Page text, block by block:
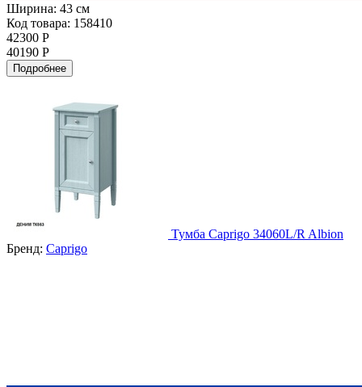
Ширина: 43 см
Код товара: 158410
42300 Р
40190 Р
Подробнее
Тумба Caprigo 34060L/R Albion
Бренд: Caprigo